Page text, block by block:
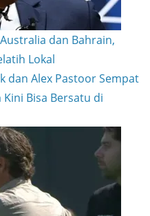
dan Bahrain,
Lokal
dan Alex Pastoor Sempat
Kini Bisa Bersatu di